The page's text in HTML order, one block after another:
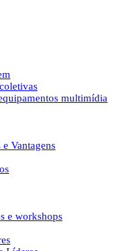
multimídia
Vantagens
e workshops